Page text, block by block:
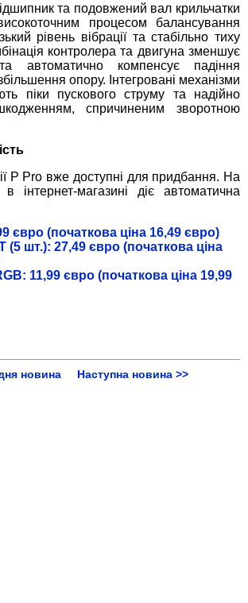
та подовжений вал крильчатки
процесом балансування
рівень вібрації та стабільно тиху
контролера та двигуна зменшує
автоматично компенсує падіння
опору. Інтегровані механізми
піки пускового струму та надійно
спричиненим зворотною
P Pro вже доступні для придбання. На
в інтернет-магазині діє автоматична
євро (початкова ціна 16,49 євро)
(5 шт.): 27,49 євро (початкова ціна
11,99 євро (початкова ціна 19,99
новина Наступна новина >>